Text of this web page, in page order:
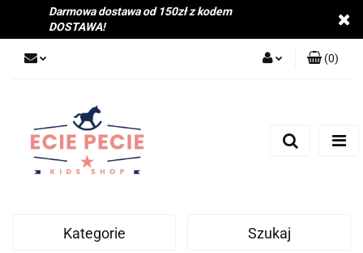
Darmowa dostawa od 150zł z kodem
DOSTAWA!
(0)
Kategorie Szukaj